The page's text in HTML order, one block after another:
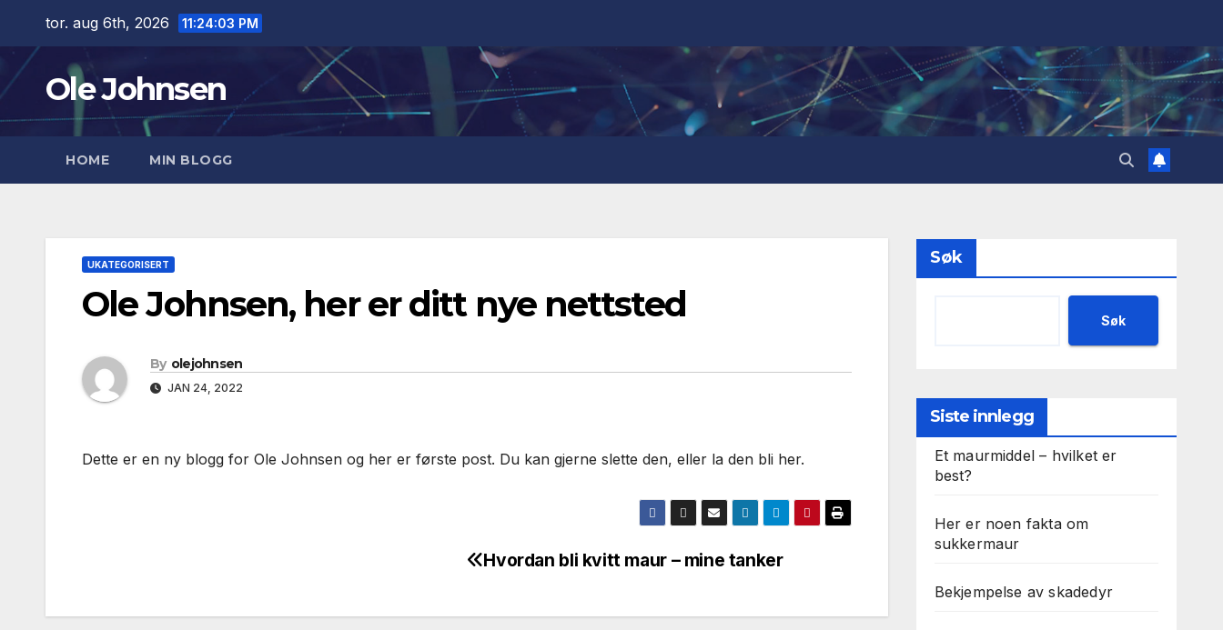
content
tor. aug 6th, 2026 11:24:04 PM
Ole Johnsen
HOME MIN BLOGG
UKATEGORISERT
Ole Johnsen, her er ditt nye nettsted
By olejohnsen
JAN 24, 2022
Dette er en ny blogg for Ole Johnsen og her er første post. Du kan gjerne slette den, eller la den bli her.
Hvordan bli kvitt maur – mine tanker
Søk
Søk
Siste innlegg
Et maurmiddel – hvilket er
best?
Her er noen fakta om
sukkermaur
Bekjempelse av skadedyr